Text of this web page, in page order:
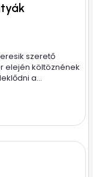
szerető
elején költöznének
a...